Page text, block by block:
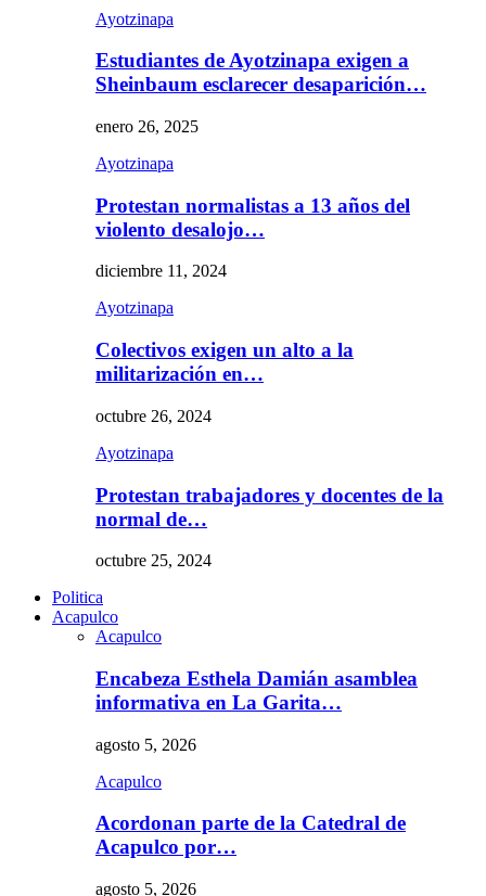
Ayotzinapa
Estudiantes de Ayotzinapa exigen a
Sheinbaum esclarecer desaparición…
enero 26, 2025
Ayotzinapa
Protestan normalistas a 13 años del
violento desalojo…
diciembre 11, 2024
Ayotzinapa
Colectivos exigen un alto a la
militarización en…
octubre 26, 2024
Ayotzinapa
Protestan trabajadores y docentes de la
normal de…
octubre 25, 2024
Politica
Acapulco
Acapulco
Encabeza Esthela Damián asamblea
informativa en La Garita…
agosto 5, 2026
Acapulco
Acordonan parte de la Catedral de
Acapulco por…
agosto 5, 2026